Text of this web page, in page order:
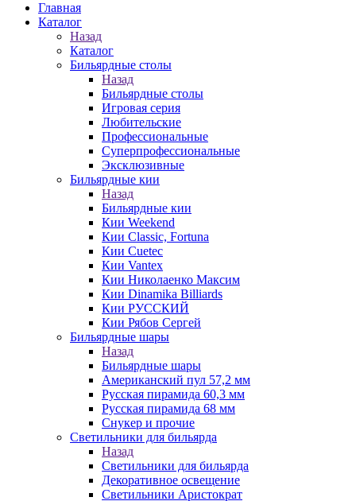
Главная
Каталог
Назад
Каталог
Бильярдные столы
Назад
Бильярдные столы
Игровая серия
Любительские
Профессиональные
Суперпрофессиональные
Эксклюзивные
Бильярдные кии
Назад
Бильярдные кии
Кии Weekend
Кии Classic, Fortuna
Кии Cuetec
Кии Vantex
Кии Николаенко Максим
Кии Dinamika Billiards
Кии РУССКИЙ
Кии Рябов Сергей
Бильярдные шары
Назад
Бильярдные шары
Американский пул 57,2 мм
Русская пирамида 60,3 мм
Русская пирамида 68 мм
Снукер и прочие
Светильники для бильярда
Назад
Светильники для бильярда
Декоративное освещение
Светильники Аристократ